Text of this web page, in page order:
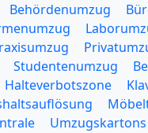
Behördenumzug
Studentenumzug
Halteverbotszone
Umzugskartons